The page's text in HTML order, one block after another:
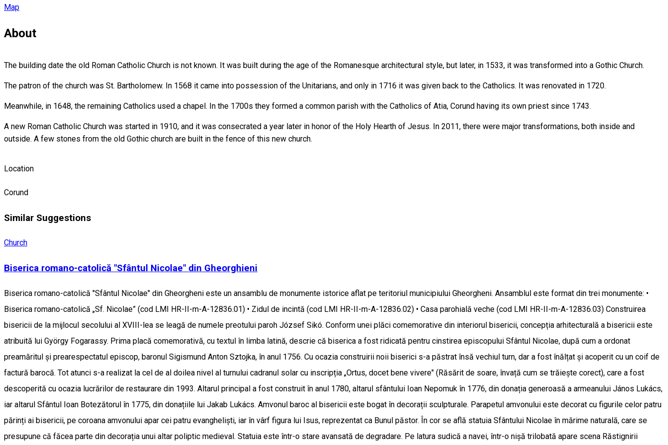
Map
About
The building date the old Roman Catholic Church is not known. It was built during the age of the Romanesque architectural style, but later, in 1533, it was transformed into a Gothic Church.
The patron of the church was St. Bartholomew. In 1568 it came into possession of the Unitarians, and only in 1716 it was given back to the Catholics. It was renovated in 1720.
Meanwhile, in 1648, the remaining Catholics used a chapel. In the 1700s they formed a common parish with the Catholics of Atia, Corund having its own priest since 1743.
A new Roman Catholic Church was started in 1910, and it was consecrated a year later in honor of the Holy Hearth of Jesus. In 2011, there were major transformations, both inside and
outside. A few stones from the old Gothic church are built in the fence of this new church.
Location
Corund
Similar Suggestions
Church
Biserica romano-catolică "Sfântul Nicolae" din Gheorghieni
Biserica romano-catolică "Sfântul Nicolae" din Gheorgheni este un ansamblu de monumente istorice aflat pe teritoriul municipiului Gheorgheni. Ansamblul este format din trei monumente: •
Biserica romano-catolică „Sf. Nicolae” (cod LMI HR-II-m-A-12836.01) • Zidul de incintă (cod LMI HR-II-m-A-12836.02) • Casa parohială veche (cod LMI HR-II-m-A-12836.03) Construirea
bisericii de la mijlocul secolului al XVIII-lea se leagă de numele preotului paroh József Sikó. Conform unei plăci comemorative din interiorul bisericii, concepția arhitecturală a bisericii este
atribuită lui György Fogarassy. Prima placă comemorativă, cu textul în limba latină, descrie că biserica a fost ridicată pentru cinstirea episcopului Sfântul Nicolae, după cum a ordonat
preamăritul și prearespectatul episcop, baronul Sigismund Anton Sztojka, în anul 1756. Cu ocazia construirii noii biserici s-a păstrat însă vechiul turn, dar a fost înălțat și acoperit cu un coif de
factură barocă. Tot atunci s-a realizat la cel de al doilea nivel al turnului cadranul solar cu inscripția „Ortus, docet bene vivere" (Răsărit de soare, învață cum se trăiește corect), care a fost
descoperită cu ocazia lucrărilor de restaurare din 1993. Altarul principal a fost construit în anul 1780, altarul sfântului Ioan Nepomuk în 1776, din donația generoasă a armeanului János Lukács,
iar altarul Sfântul Ioan Botezătorul în 1775, din donațiile lui Jakab Lukács. Amvonul baroc al bisericii este bogat în decorații sculpturale. Parapetul amvonului este decorat cu figurile celor patru
părinți ai bisericii, pe coroana amvonului apar cei patru evangheliști, iar în vârf figura lui Isus, reprezentat ca Bunul păstor. În cor se află statuia Sfântului Nicolae în mărime naturală, care se
presupune că făcea parte din decorația unui altar poliptic medieval. Statuia este într-o stare avansată de degradare. Pe latura sudică a navei, într-o nișă trilobată apare scena Răstignirii